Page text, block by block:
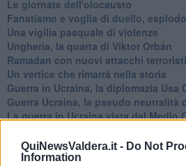
QuiNewsValdera.it - Do Not
Information
Le giornate dell'olocausto
Fanatismo e voglia di duello,
Una vigilia pasquale di violenze
Ungheria, la quarta di Viktor Orbán
Ramadan con nuovi attacchi
Un vertice che rimarrà nella storia
Guerra in Ucraina, la diplomazia Usa
Guerra Ucraina, la pseudo neutralità
La guerra in Ucraina vista dal Medio
Erdoğan e l'informazione
Crisi Corona, crisi Johnson, problemi